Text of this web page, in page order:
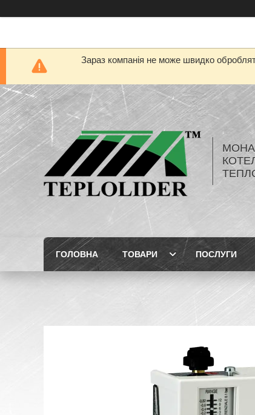
Зараз компанія не може швидко
ГОЛОВНА ТОВАРИ ПОСЛУГИ